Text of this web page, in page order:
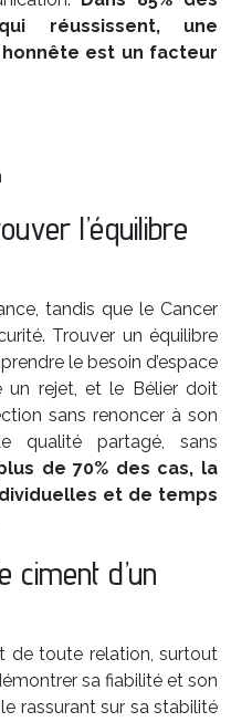
réussissent, une
est un facteur
l’équilibre
tandis que le Cancer
Trouver un équilibre
le besoin d’espace
un rejet, et le Bélier doit
sans renoncer à son
qualité partagé, sans
de 70% des cas, la
et de temps
ciment d’un
de toute relation, surtout
sa fiabilité et son
rassurant sur sa stabilité